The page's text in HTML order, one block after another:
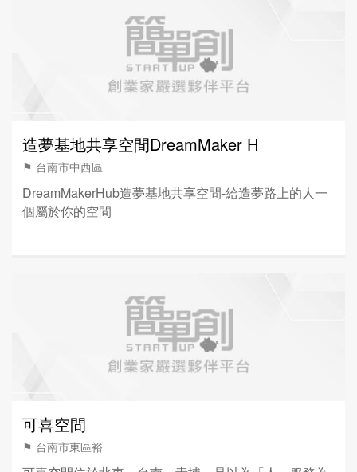
造夢基地共享空間DreamMaker H
⚑ 台南市中西區
DreamMakerHub造夢基地共享空間-給造夢路上的人一
個屬於你的空間
可喜空間
⚑ 台南市東區裕